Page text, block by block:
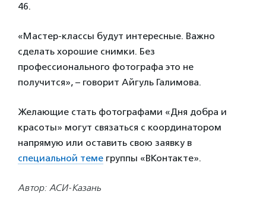
46.
«Мастер-классы будут интересные. Важно
сделать хорошие снимки. Без
профессионального фотографа это не
получится», – говорит Айгуль Галимова.
Желающие стать фотографами «Дня добра и
красоты» могут связаться с координатором
напрямую или оставить свою заявку в
специальной теме группы «ВКонтакте».
Автор: АСИ-Казань